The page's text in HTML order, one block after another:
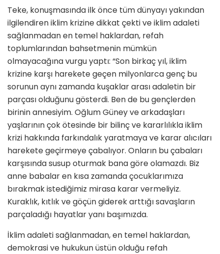
Teke, konuşmasında ilk önce tüm dünyayı yakından
ilgilendiren iklim krizine dikkat çekti ve iklim adaleti
sağlanmadan en temel haklardan, refah
toplumlarından bahsetmenin mümkün
olmayacağına vurgu yaptı: “Son birkaç yıl, iklim
krizine karşı harekete geçen milyonlarca genç bu
sorunun aynı zamanda kuşaklar arası adaletin bir
parçası olduğunu gösterdi. Ben de bu gençlerden
birinin annesiyim. Oğlum Güney ve arkadaşları
yaşlarının çok ötesinde bir bilinç ve kararlılıkla iklim
krizi hakkında farkındalık yaratmaya ve karar alıcıları
harekete geçirmeye çabalıyor. Onların bu çabaları
karşısında susup oturmak bana göre olamazdı. Biz
anne babalar en kısa zamanda çocuklarımıza
bırakmak istediğimiz mirasa karar vermeliyiz.
Kuraklık, kıtlık ve göçün giderek arttığı savaşların
parçaladığı hayatlar yanı başımızda.
İklim adaleti sağlanmadan, en temel haklardan,
demokrasi ve hukukun üstün olduğu refah